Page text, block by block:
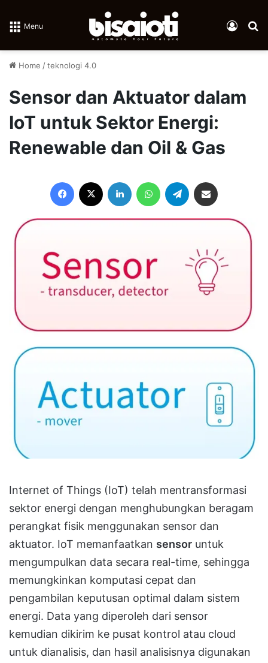
Menu Log In
Home /teknologi 4.0
Sensor dan Aktuator dalam
IoT untuk Sektor Energi:
Renewable dan Oil & Gas
Facebook LinkedIn WhatsAppTelegram
Internet of Things (IoT) telah mentransformasi
sektor energi dengan menghubungkan beragam
perangkat fisik menggunakan sensor dan
aktuator. IoT memanfaatkan sensor untuk
mengumpulkan data secara real-time, sehingga
memungkinkan komputasi cepat dan
pengambilan keputusan optimal dalam sistem
energi. Data yang diperoleh dari sensor
kemudian dikirim ke pusat kontrol atau cloud
untuk dianalisis, dan hasil analisisnya digunakan